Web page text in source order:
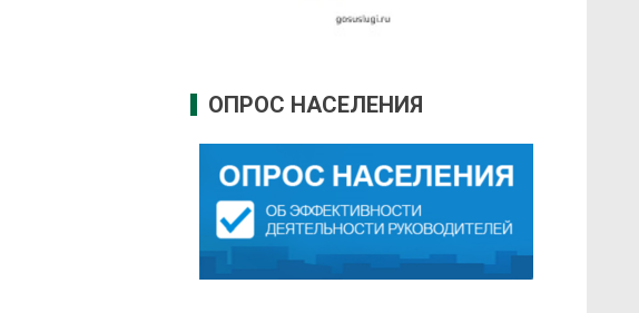
ОПРОС НАСЕЛЕНИЯ